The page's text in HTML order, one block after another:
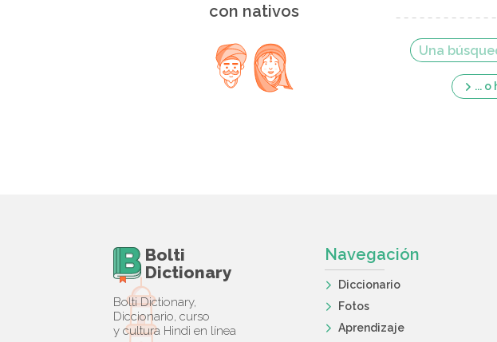
con nativos
...
Bolti
Dictionary
Bolti Dictionary,
Diccionario, curso
y cultura Hindi en línea
Navegación
Diccionario
Fotos
Aprendizaje